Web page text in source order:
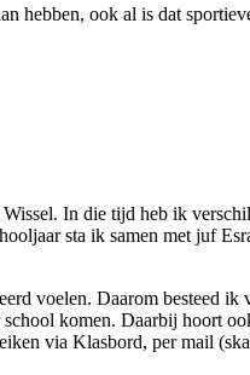
hebben, ook al is dat
In die tijd heb ik
sta ik samen met juf
voelen. Daarom besteed
komen. Daarbij hoort
via Klasbord, per mail